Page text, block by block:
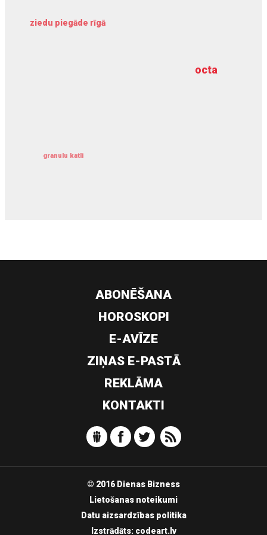
octa
ziedu piegāde rīgā
granulu katli
dziļurbums
ABONĒŠANA
HOROSKOPI
E-AVĪZE
ZIŅAS E-PASTĀ
REKLĀMA
KONTAKTI
© 2016 Dienas Bizness
Lietošanas noteikumi
Datu aizsardzības politika
Izstrādāts: codeart.lv